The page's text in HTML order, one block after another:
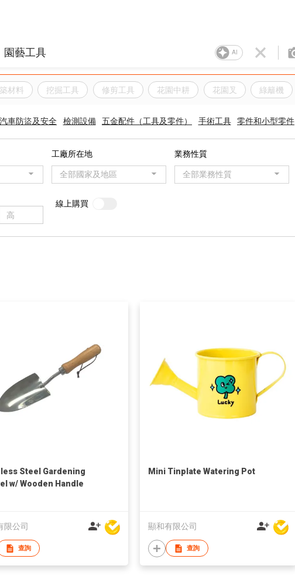
AI
材料 挖掘工具 修剪工具 花園中耕 花園叉 綠籬機
汽車防盜及安全 檢測設備 五金配件（工具及零件） 手術工具 零件和小型零件
工廠所在地
全部國家及地區
業務性質
全部業務性質
線上購買
Steel Gardening
w/ Wooden Handle
限公司
查詢
Mini Tinplate Watering Pot
顯和有限公司
查詢